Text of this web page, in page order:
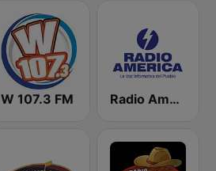
W 107.3 FM Radio América